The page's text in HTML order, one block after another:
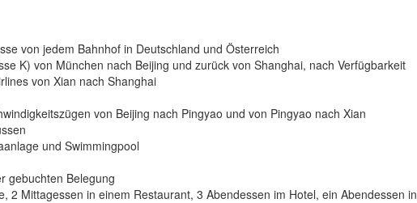
von jedem Bahnhof in Deutschland und Österreich
K) von München nach Beijing und zurück von Shanghai, nach Verfügbarkeit
von Xian nach Shanghai
von Beijing nach Pingyao und von Pingyao nach Xian
und Swimmingpool
gebuchten Belegung
2 Mittagessen in einem Restaurant, 3 Abendessen im Hotel, ein Abendessen in